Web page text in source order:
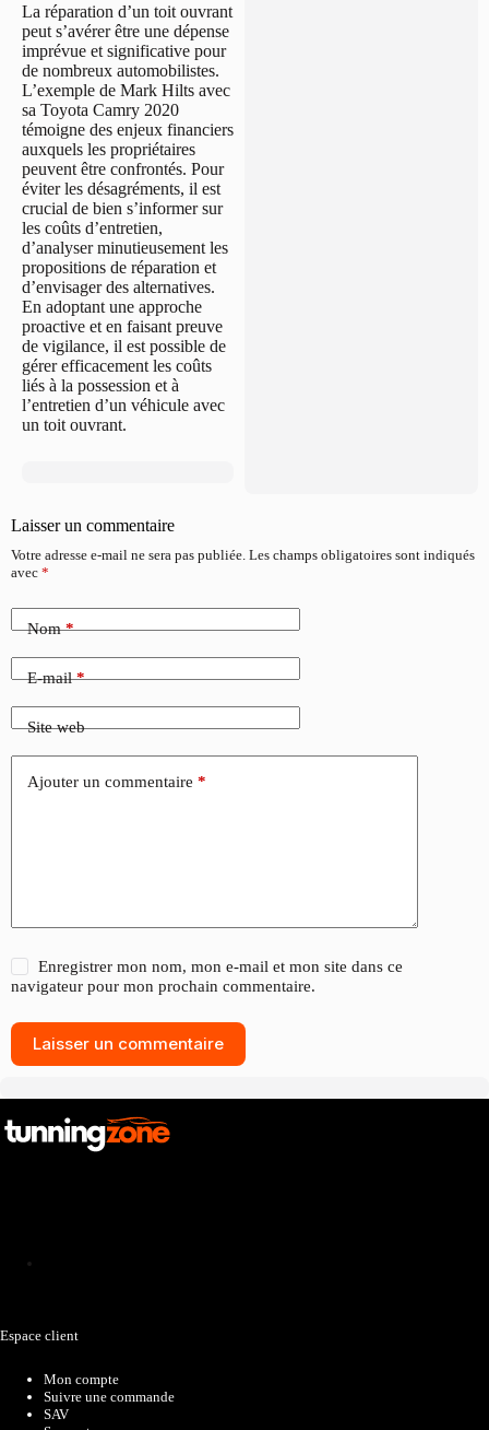
La réparation d’un toit ouvrant
peut s’avérer être une dépense
imprévue et significative pour
de nombreux automobilistes.
L’exemple de Mark Hilts avec
sa Toyota Camry 2020
témoigne des enjeux financiers
auxquels les propriétaires
peuvent être confrontés. Pour
éviter les désagréments, il est
crucial de bien s’informer sur
les coûts d’entretien,
d’analyser minutieusement les
propositions de réparation et
d’envisager des alternatives.
En adoptant une approche
proactive et en faisant preuve
de vigilance, il est possible de
gérer efficacement les coûts
liés à la possession et à
l’entretien d’un véhicule avec
un toit ouvrant.
Laisser un commentaire
Votre adresse e-mail ne sera pas publiée. Les champs obligatoires sont indiqués
avec *
Nom*
E-mail*
Site web
Ajouter un commentaire *
Enregistrer mon nom, mon e-mail et mon site dans ce
navigateur pour mon prochain commentaire.
Laisser un commentaire
Espace client
Mon compte
Suivre une commande
SAV